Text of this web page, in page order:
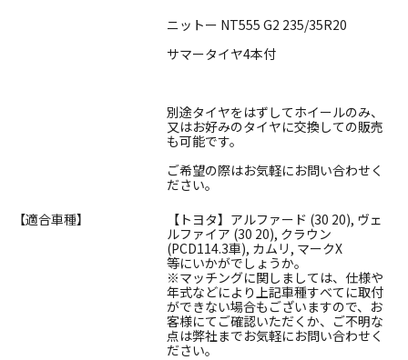
ニットー NT555 G2 235/35R20
サマータイヤ4本付
別途タイヤをはずしてホイールのみ、
又はお好みのタイヤに交換しての販売
も可能です。
ご希望の際はお気軽にお問い合わせく
ださい。
【適合車種】
【トヨタ】アルファード (30 20), ヴェ
ルファイア (30 20), クラウン
(PCD114.3車), カムリ, マークX
等にいかがでしょうか。
※マッチングに関しましては、仕様や
年式などにより上記車種すべてに取付
ができない場合もございますので、お
客様にてご確認いただくか、ご不明な
点は弊社までお気軽にお問い合わせく
ださい。